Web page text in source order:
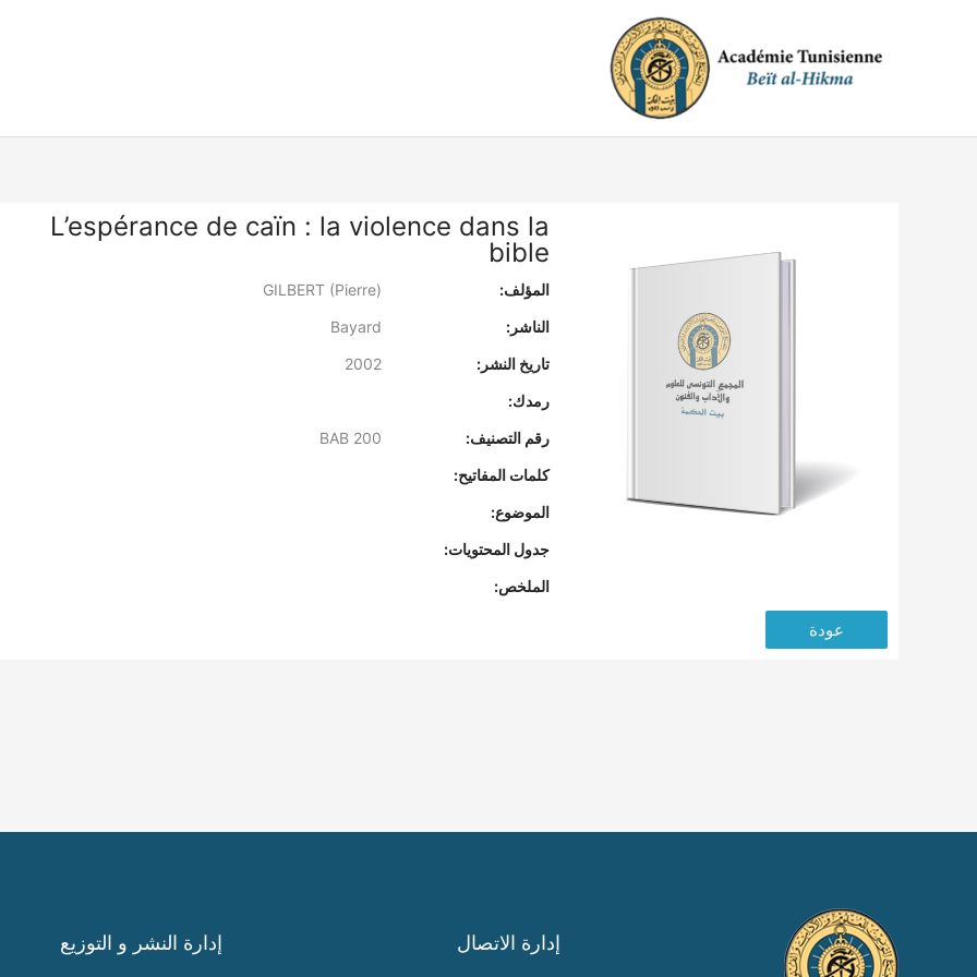
L’espérance de caïn : la violence dans la
bible
المؤلف:
الناشر:
تاريخ النشر:
رمدك:
رقم التصنيف:
كلمات المفاتيح:
الموضوع:
جدول المحتويات:
الملخص:
عودة
إدارة الاتصال إدارة النشر و التوزيع